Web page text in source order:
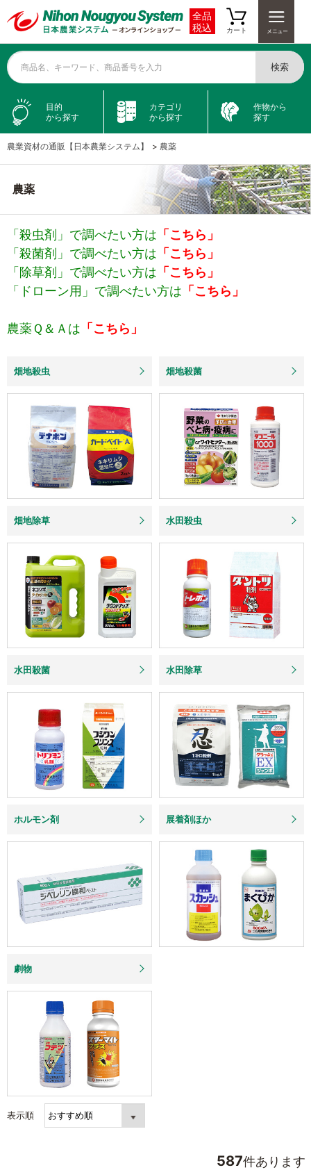
全品
税込
カート
商品名、キーワード、商品番号を入力 検索
目的
から探す
カテゴリ
から探す
作物から
探す
農業資材の通販【日本農業システム】 > 農薬
農薬
「殺虫剤」で調べたい方は 「こちら」
「殺菌剤」で調べたい方は 「こちら」
「除草剤」で調べたい方は 「こちら」
「ドローン用」で調べたい方は 「こちら」
農薬Ｑ＆Ａは 「こちら」
畑地殺虫 畑地殺菌
畑地除草 水田殺虫
水田殺菌 水田除草
ホルモン剤 展着剤ほか
劇物
表示順
587件あります